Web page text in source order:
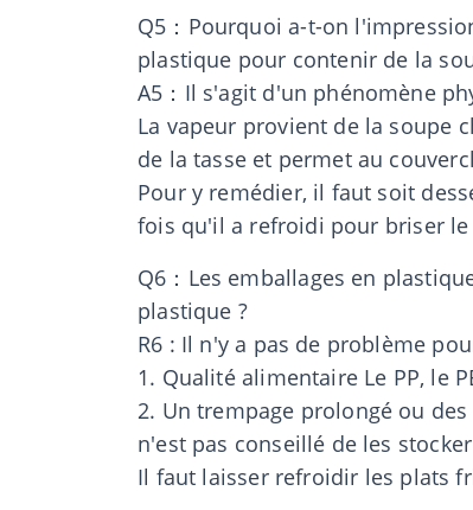
Q5：Pourquoi a-t-on
plastique pour contenir de la
A5：Il s'agit d'un phénomène
La vapeur provient de la soupe
de la tasse et permet au
Pour y remédier, il faut soit
fois qu'il a refroidi pour briser
Q6：Les emballages en
plastique ?
R6 : Il n'y a pas de problème
1. Qualité alimentaire Le PP, le
2. Un trempage prolongé ou
n'est pas conseillé de les
Il faut laisser refroidir les plats